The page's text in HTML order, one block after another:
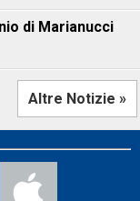
di Marianucci
Altre Notizie »